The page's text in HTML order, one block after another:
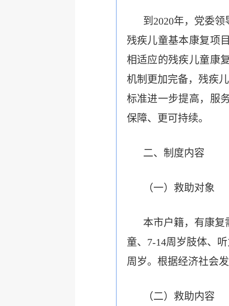
到 2020年，党委领
残疾儿童基本康复项
相适应的残疾儿童康
机制 更加完备， 残疾
标准进一步提高， 服
保障、 更可持续。
二、制度内容
（一）救助对象
本市户籍，有康复
童、7-14周岁肢体、
周岁。 根据经济社会
（二）救助内容